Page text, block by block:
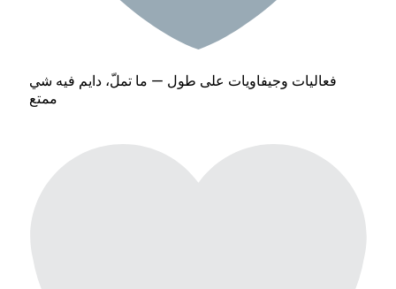
فعاليات وجيفاويات على طول — ما تملّ، دايم فيه شي
ممتع